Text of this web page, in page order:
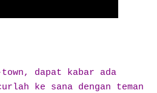
dapat kabar ada
ke sana dengan teman